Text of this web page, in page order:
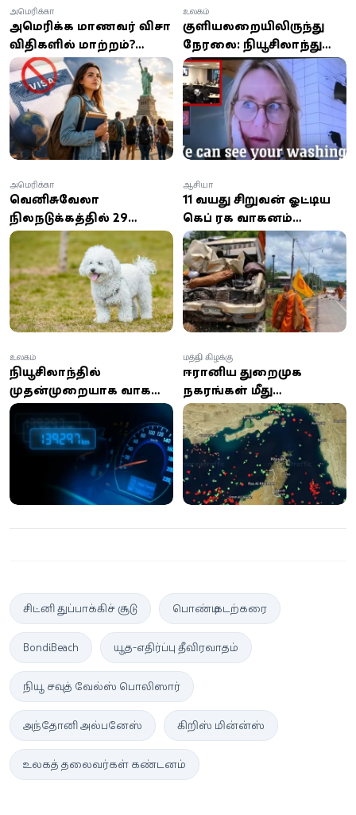
அமெரிக்க மாணவர் விசா
விதிகளில் மாற்றம்?
செப்டம்பர் 15-க்குள்
திரும்ப வேண்டிய
அவசியம் ஏன்?
அமெரிக்கா
குளியலறையிலிருந்து
நேரலை: நியூசிலாந்து
பெண் கவுன்சிலரின்
செயலால் இணையத்தில்
பரபரப்பு!
உலகம்
வெனிசுவேலா
நிலநடுக்கத்தில் 29
நாட்கள் இடிபாடுகளில்
அதிசயமாக மீட்கப்பட்ட
நாய்!
அமெரிக்கா
11 வயது சிறுவன் ஓட்டிய
கெப் ரக வாகனம்
பௌத்தத் துறவிகள்
ஊர்வலத்தில் புகுந்து
விபத்து; 8 துறவிகள்
உயிரிழப்பு!
ஆசியா
நியூசிலாந்தில்
முதன்முறையாக வாகன
ஓடோமீட்டர் மோசடி:
இலங்கையரால்
நடத்தப்படும்
நிறுவனத்துக்கு
தண்டனை
உலகம்
ஈரானிய துறைமுக
நகரங்கள் மீது
அமெரிக்கா குண்டுவீச்சு;
ஹார்முஸ் நீரிணையை
மீண்டும் மூடியது ஈரான்!
மத்திய கிழக்கு
சிட்னி துப்பாக்கிச் சூடு பொண்டி கடற்கரை
Bondi Beach யூத-எதிர்ப்பு தீவிரவாதம்
நியூ சவுத் வேல்ஸ் பொலிஸார்
அந்தோனி அல்பனேஸ் கிறிஸ் மின்ன்ஸ்
உலகத் தலைவர்கள் கண்டனம்